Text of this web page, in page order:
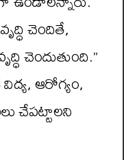
చెందితే,
చెందుతుంది.”
ఆరోగ్యం,
చేపట్టాలని